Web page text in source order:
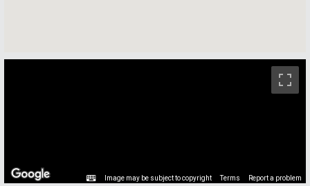
Image may be subject to copyright Terms Report a problem